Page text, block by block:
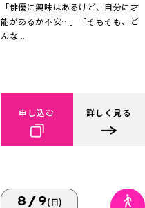
「俳優に興味はあるけど、自分に才
能があるか不安…」「そもそも、ど
んな...
申し込む 詳しく見る
8/9(日)